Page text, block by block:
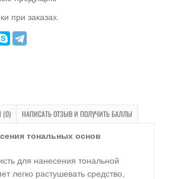
при заказах.
(0) НАПИСАТЬ ОТЗЫВ И ПОЛУЧИТЬ БАЛЛЫ
тональных основ
для нанесения тональной
легко растушевать средство,